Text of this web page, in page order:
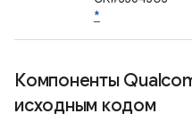
*
Компоненты
исходным кодом